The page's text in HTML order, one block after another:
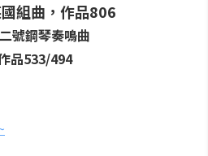
組曲，作品806
號鋼琴奏鳴曲
品533/494